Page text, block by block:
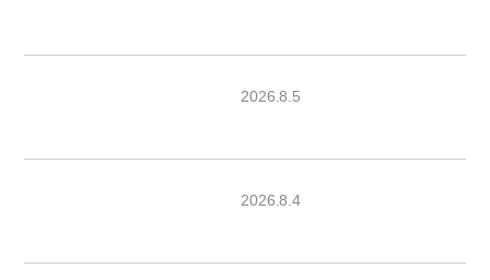
2026.8.5
2026.8.4